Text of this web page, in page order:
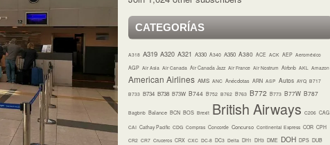
CATEGORÍAS
A318 A319 A320 A321 A330 A340 A350 A380 ACE ACK AEP Aeroméxico
AGP Air Asia Air Canada Air Canada Jazz Air France Air Nostrum Airbnb AKL Amazon
American Airlines AMS ANC Anécdotas ARN ASP Autos AYQ B717
B733 B734 B738 B73W B744 B752 B762 B763 B772 B773 B77W B787
Bagbnb Balance BCN BOS Brexit British Airways C206 CAG
CAI Cathay Pacific CDG Compras Concorde Concurso Continental Express COR CPH
CR2 CR7 Cruceros CRX CXC DC-8 DC3 Delta DH1 DH3 DME DOH DPS DUB